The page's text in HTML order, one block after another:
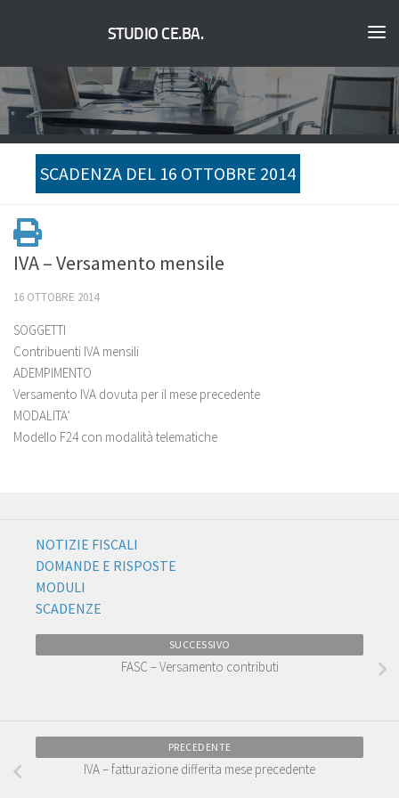
STUDIO CE.BA.
SCADENZA DEL 16 OTTOBRE 2014
IVA – Versamento mensile
16 OTTOBRE 2014
SOGGETTI
Contribuenti IVA mensili
ADEMPIMENTO
Versamento IVA dovuta per il mese precedente
MODALITA’
Modello F24 con modalità telematiche
NOTIZIE FISCALI
DOMANDE E RISPOSTE
MODULI
SCADENZE
SUCCESSIVO
FASC – Versamento contributi
PRECEDENTE
IVA – fatturazione differita mese precedente